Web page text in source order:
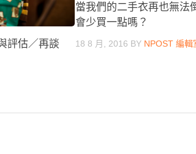
評估／再談
當我們的二手衣再也無法
會少買一點嗎？
18 8 月, 2016 BY NPOST 編輯